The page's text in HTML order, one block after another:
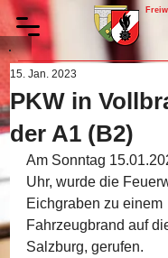
PKW in
der A1 (B2)
15. Jan. 2023
Am Sonntag
Uhr, wurde die
Eichgraben zu einem
Fahrzeugbrand auf
Salzburg, gerufen.